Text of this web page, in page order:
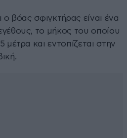
ο βόας σφιγκτήρας είναι ένα
το μήκος του οποίου
μέτρα και εντοπίζεται στην